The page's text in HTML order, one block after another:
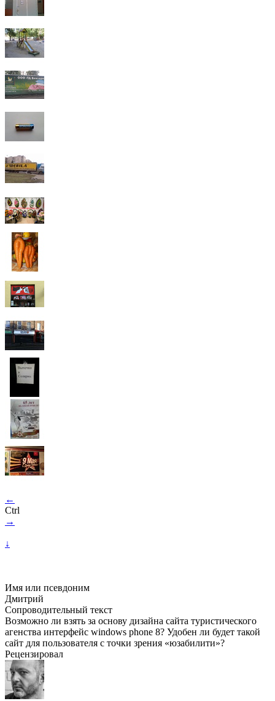
←
Ctrl
→
↓
Имя или псевдоним
Дмитрий
Сопроводительный текст
Возможно ли взять за основу дизайна сайта туристического
агенства интерфейс windows phone 8? Удобен ли будет такой
сайт для пользователя с точки зрения «юзабилити»?
Рецензировал